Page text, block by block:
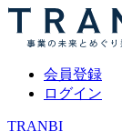
会員登録
ログイン
TRANBI